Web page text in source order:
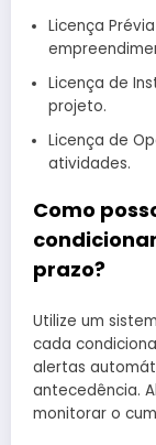
Licença
Licença de
projeto.
Licença de
atividades.
Como
prazo?
Utilize um
cada
alertas
antecedência.
monitorar o